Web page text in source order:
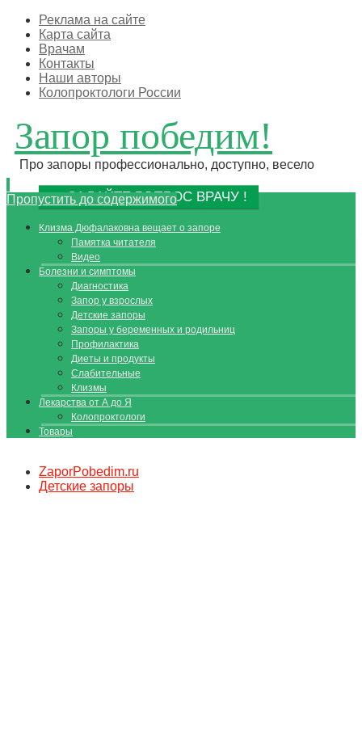
Реклама на сайте
Карта сайта
Врачам
Контакты
Наши авторы
Колопроктологи России
Запор победим!
Про запоры профессионально, доступно, весело
ЗАДАЙТЕ ВОПРОС ВРАЧУ !
Пропустить до содержимого
Клизма Дюфалаковна вещает о запоре
Памятка читателя
Видео
Болезни и симптомы
Диагностика
Запор у взрослых
Детские запоры
Запоры у беременных и родильниц
Профилактика
Диеты и продукты
Слабительные
Клизмы
Лекарства от А до Я
Колопроктологи
Товары
ZaporPobedim.ru
Детские запоры